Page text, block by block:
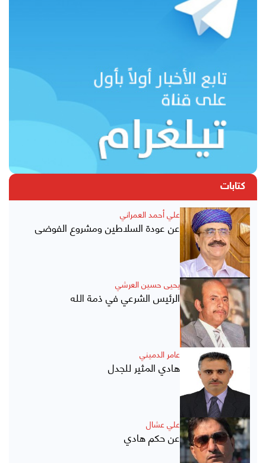
كتابات
علي أحمد العمراني
عن عودة السلاطين ومشروع الفوضى
يحيى حسين العرشي
الرئيس الشرعي في ذمة الله
عامر الدميني
هادي المثير للجدل
علي عشال
عن حكم هادي